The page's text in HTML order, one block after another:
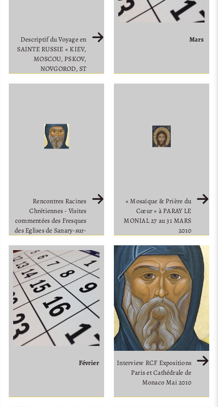
Descriptif du Voyage en
SAINTE RUSSIE « KIEV,
MOSCOU, PSKOV,
NOVGOROD, ST
Mars
Rencontres Racines
Chrétiennes - Visites
commentées des Fresques
des Eglises de Sanary-sur-
19 Avril 2010
« Mosaïque & Prière du
Cœur » à PARAY LE
MONIAL 27 au 31 MARS
2010
Février
Interview RCF Expositions
Paris et Cathédrale de
Monaco Mai 2010